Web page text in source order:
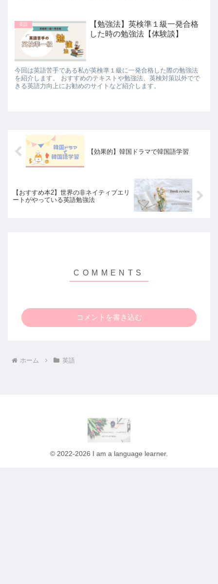
英語
【勉強法】英検準１級一発合格
した時の勉強法【体験談】
今回は英語苦手である私が英検準１級に一発合格した際の勉強法
を紹介します。 おすすめのテキストや勉強法、英検対策以外でで
きる英語力向上にお勧めのサイトなど紹介します。
【効果的】韓国ドラマで韓国語学習
【おすすめ本2】世界の非ネイティブエリ
ートがやっている英語勉強法
コメントを書き込む
ホーム 英語
© 2022-2026 I am a language learner.